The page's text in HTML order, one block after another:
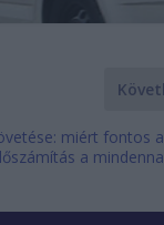
miért fontos
a